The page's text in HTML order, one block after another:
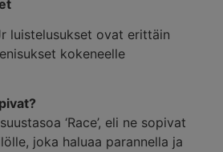
luistelusukset ovat erittäin
kokeneelle
‘Race’, eli ne sopivat
joka haluaa parannella ja